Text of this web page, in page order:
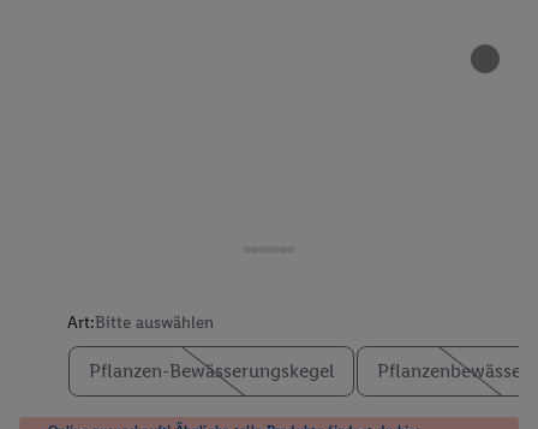
Art:Bitte auswählen
Pflanzen-Bewässerungskegel